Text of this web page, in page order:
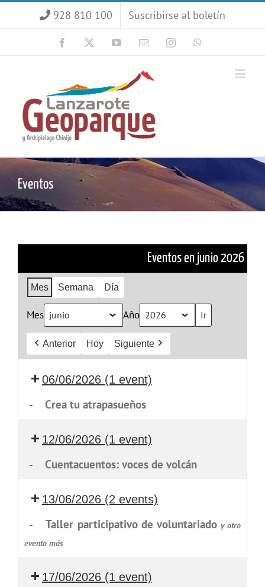
928 810 100 Suscribirse al boletín
Facebook YouTubeCorreoInstagram
Eventos
Eventos en junio 2026
Mes Semana Día
Mes Año
Anterior Hoy Siguiente
06/06/2026 (1 event)
- Crea tu atrapasueños
12/06/2026 (1 event)
- Cuentacuentos: voces de volcán
13/06/2026 (2 events)
- Taller participativo de voluntariado y otro
evento más
17/06/2026 (1 event)